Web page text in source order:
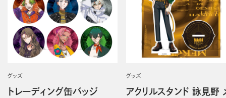
グッズ
トレーディング缶バッジ
グッズ
アクリルスタンド 詠見野